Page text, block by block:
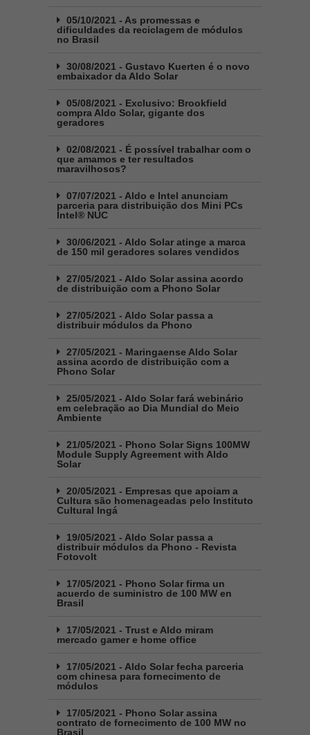
05/10/2021 - As promessas e
dificuldades da reciclagem de módulos
no Brasil
30/08/2021 - Gustavo Kuerten é o novo
embaixador da Aldo Solar
05/08/2021 - Exclusivo: Brookfield
compra Aldo Solar, gigante dos
geradores
02/08/2021 - É possível trabalhar com o
que amamos e ter resultados
maravilhosos?
07/07/2021 - Aldo e Intel anunciam
parceria para distribuição dos Mini PCs
Intel® NUC
30/06/2021 - Aldo Solar atinge a marca
de 150 mil geradores solares vendidos
27/05/2021 - Aldo Solar assina acordo
de distribuição com a Phono Solar
27/05/2021 - Aldo Solar passa a
distribuir módulos da Phono
27/05/2021 - Maringaense Aldo Solar
assina acordo de distribuição com a
Phono Solar
25/05/2021 - Aldo Solar fará webinário
em celebração ao Dia Mundial do Meio
Ambiente
21/05/2021 - Phono Solar Signs 100MW
Module Supply Agreement with Aldo
Solar
20/05/2021 - Empresas que apoiam a
Cultura são homenageadas pelo Instituto
Cultural Ingá
19/05/2021 - Aldo Solar passa a
distribuir módulos da Phono - Revista
Fotovolt
17/05/2021 - Phono Solar firma un
acuerdo de suministro de 100 MW en
Brasil
17/05/2021 - Trust e Aldo miram
mercado gamer e home office
17/05/2021 - Aldo Solar fecha parceria
com chinesa para fornecimento de
módulos
17/05/2021 - Phono Solar assina
contrato de fornecimento de 100 MW no
Brasil